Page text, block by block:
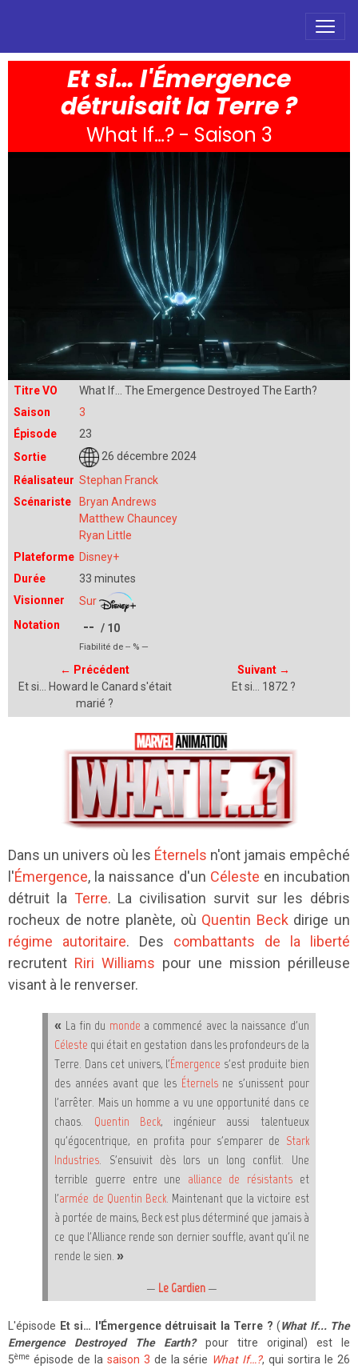
Et si… l'Émergence
détruisait la Terre ?
What If…? - Saison 3
Titre VO
What If... The Emergence Destroyed The Earth?
Saison
3
Épisode
23
Sortie
26 décembre 2024
Réalisateur Stephan Franck
Scénariste
Bryan Andrews
Matthew Chauncey
Ryan Little
Plateforme Disney+
Durée
33 minutes
Visionner
Sur
Notation
-- / 10
Fiabilité de -- % —
← Précédent
Et si… Howard le Canard s'était
marié ?
Suivant →
Et si… 1872 ?
Dans un univers où les Éternels n'ont jamais empêché
l'Émergence, la naissance d'un Céleste en incubation
détruit la Terre. La civilisation survit sur les débris
rocheux de notre planète, où Quentin Beck dirige un
régime autoritaire. Des combattants de la liberté
recrutent Riri Williams pour une mission périlleuse
visant à le renverser.
« La fin du monde a commencé avec la naissance d'un
Céleste qui était en gestation dans les profondeurs de la
Terre. Dans cet univers, l'Émergence s'est produite bien
des années avant que les Éternelsne s'unissent pour
l'arrêter. Mais un homme a vu une opportunité dans ce
chaos. Quentin Beck, ingénieur aussi talentueux
qu'égocentrique, en profita pour s'emparer de Stark
Industries . S'ensuivit dès lors un long conflit. Une
terrible guerre entre une alliance de résistants et
l'armée de Quentin Beck. Maintenant que la victoire est
à portée de mains, Beck est plus déterminé que jamais à
ce que l'Alliance rende son dernier souffle, avant qu'il ne
rende le sien. »
— Le Gardien—
L'épisode Et si… l'Émergence détruisait la Terre ? (What If... The
Emergence Destroyed The Earth?pour titre original) est le
5ème épisode de la saison 3 de la série What If…?, qui sortira le 26